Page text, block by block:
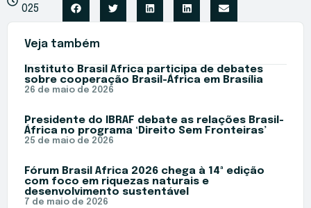
025
Veja também
Instituto Brasil África participa de debates
sobre cooperação Brasil-África em Brasília
26 de maio de 2026
Presidente do IBRAF debate as relações Brasil-
África no programa ‘Direito Sem Fronteiras’
25 de maio de 2026
Fórum Brasil África 2026 chega à 14ª edição
com foco em riquezas naturais e
desenvolvimento sustentável
7 de maio de 2026